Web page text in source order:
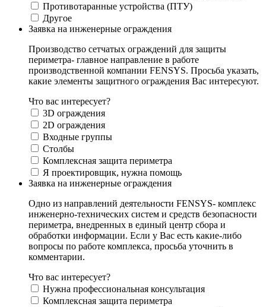
Противотаранные устройства (ПТУ)
Другое
Заявка на инженерные ограждения
Производство сетчатых ограждений для защиты
периметра- главное направление в работе
производственной компании FENSYS. Просьба указать,
какие элементы защитного ограждения Вас интересуют.
Что вас интересует?
3D ограждения
2D ограждения
Входные группы
Столбы
Комплексная защита периметра
Я проектировщик, нужна помощь
Заявка на инженерные ограждения
Одно из направлений деятельности FENSYS- комплекс
инженерно-технических систем и средств безопасности
периметра, внедренных в единый центр сбора и
обработки информации. Если у Вас есть какие-либо
вопросы по работе комплекса, просьба уточнить в
комментарии.
Что вас интересует?
Нужна профессиональная консультация
Комплексная защита периметра